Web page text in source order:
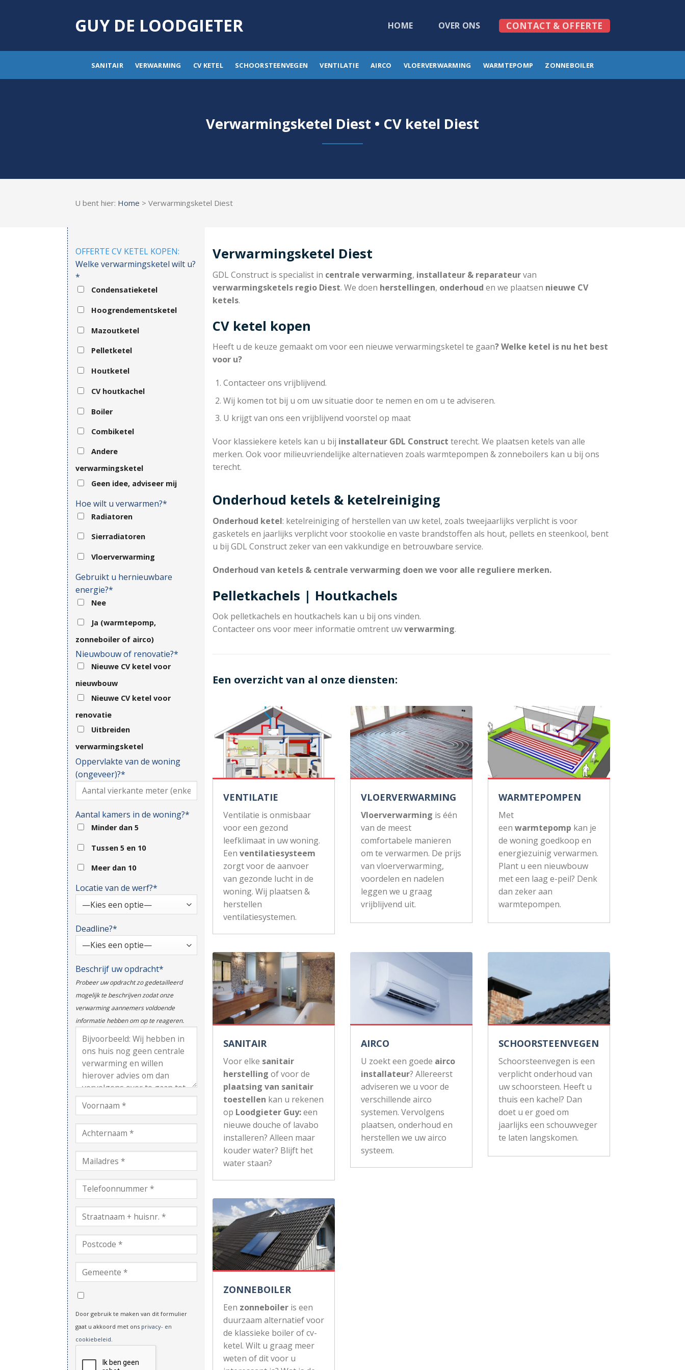
GUY DE LOODGIETER HOME OVER ONS CONTACT & OFFERTE
SANITAIR VERWARMING CV KETEL SCHOORSTEENVEGEN VENTILATIE AIRCO VLOERVERWARMING WARMTEPOMP ZONNEBOILER
Verwarmingsketel Diest • CV ketel Diest
U bent hier: Home > Verwarmingsketel Diest
OFFERTE CV KETEL KOPEN:
Welke verwarmingsketel wilt u?
*
Condensatieketel
Hoogrendementsketel
Mazoutketel
Pelletketel
Houtketel
CV houtkachel
Boiler
Combiketel
Andere
verwarmingsketel
Geen idee, adviseer mij
Hoe wilt u verwarmen?*
Radiatoren
Sierradiatoren
Vloerverwarming
Gebruikt u hernieuwbare
energie?*
Nee
Ja (warmtepomp,
zonneboiler of airco)
Nieuwbouw of renovatie?*
Nieuwe CV ketel voor
nieuwbouw
Nieuwe CV ketel voor
renovatie
Uitbreiden
verwarmingsketel
Oppervlakte van de woning
(ongeveer)?*
Aantal kamers in de woning?*
Minder dan 5
Tussen 5 en 10
Meer dan 10
Locatie van de werf?*
Deadline?*
Beschrijf uw opdracht*
Probeer uw opdracht zo gedetailleerd
mogelijk te beschrijven zodat onze
verwarming aannemers voldoende
informatie hebben om op te reageren.
Door gebruik te maken van dit formulier
gaat u akkoord met ons privacy- en
cookiebeleid.
Verwarmingsketel Diest
GDL Construct is specialist in centrale verwarming, installateur & reparateurvan
verwarmingsketels regio Diest. We doen herstellingen, onderhoud en we plaatsen nieuwe CV
ketels.
CV ketel kopen
Heeft u de keuze gemaakt om voor een nieuwe verwarmingsketel te gaan? Welke ketel is nu het best
voor u?
Contacteer ons vrijblijvend.
Wij komen tot bij u om uw situatie door te nemen en om u te adviseren.
U krijgt van ons een vrijblijvend voorstel op maat
Voor klassiekere ketels kan u bij installateur GDL Construct terecht. We plaatsen ketels van alle
merken. Ook voor milieuvriendelijke alternatieven zoals warmtepompen & zonneboilers kan u bij ons
terecht.
Onderhoud ketels & ketelreiniging
Onderhoud ketel: ketelreiniging of herstellen van uw ketel, zoals tweejaarlijks verplicht is voor
gasketels en jaarlijks verplicht voor stookolie en vaste brandstoffen als hout, pellets en steenkool, bent
u bij GDL Construct zeker van een vakkundige en betrouwbare service.
Onderhoud van ketels & centrale verwarming doen we voor alle reguliere merken.
Pelletkachels | Houtkachels
Ook pelletkachels en houtkachels kan u bij ons vinden.
Contacteer ons voor meer informatie omtrent uwverwarming.
Een overzicht van al onze diensten:
VENTILATIE
Ventilatie is onmisbaar
voor een gezond
leefklimaat in uw woning.
Een ventilatiesysteem
zorgt voor de aanvoer
van gezonde lucht in de
woning. Wij plaatsen &
herstellen
ventilatiesystemen.
VLOERVERWARMING
Vloerverwarming is één
van de meest
comfortabele manieren
om te verwarmen. De prijs
van vloerverwarming,
voordelen en nadelen
leggen we u graag
vrijblijvend uit.
WARMTEPOMPEN
Met
een warmtepomp kan je
de woning goedkoop en
energiezuinig verwarmen.
Plant u een nieuwbouw
met een laag e-peil? Denk
dan zeker aan
warmtepompen.
SANITAIR
Voor elke sanitair
herstelling of voor de
plaatsing van sanitair
toestellen kan u rekenen
op Loodgieter Guy:een
nieuwe douche of lavabo
installeren? Alleen maar
kouder water? Blijft het
water staan?
AIRCO
U zoekt een goede airco
installateur? Allereerst
adviseren we u voor de
verschillende airco
systemen. Vervolgens
plaatsen, onderhoud en
herstellen we uw airco
systeem.
SCHOORSTEENVEGEN
Schoorsteenvegen is een
verplicht onderhoud van
uw schoorsteen. Heeft u
thuis een kachel? Dan
doet u er goed om
jaarlijks een schouwveger
te laten langskomen.
ZONNEBOILER
Een zonneboiler is een
duurzaam alternatief voor
de klassieke boiler of cv-
ketel. Wilt u graag meer
weten of dit voor u